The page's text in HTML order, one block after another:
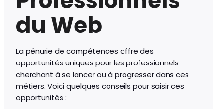
du Web
La pénurie de compétences offre des
opportunités uniques pour les professionnels
cherchant à se lancer ou à progresser dans ces
métiers. Voici quelques conseils pour saisir ces
opportunités :